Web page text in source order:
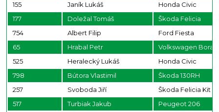
155
Janík Lukáš
Honda Civic
177
Doležal Tomáš
Škoda Felicia
754
Albert Filip
Ford Fiesta
65
Hrabal Petr
Volkswagen Bora
525
Heralecký Lukáš
Honda Civic
798
Bútora Vlastimil
Škoda 130RH
257
Svoboda Jiří
Škoda Felicia Kit
517
Turbiak Jakub
Peugeot 206